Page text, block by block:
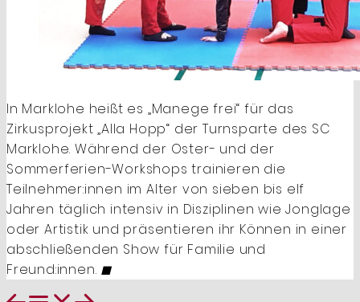
In Marklohe heißt es „Manege frei“ für das
Zirkusprojekt „Alla Hopp“ der Turnsparte des SC
Marklohe. Während der Oster- und der
Sommerferien-Workshops trainieren die
Teilnehmer:innen im Alter von sieben bis elf
Jahren täglich intensiv in Disziplinen wie Jonglage
oder Artistik und präsentieren ihr Können in einer
abschließenden Show für Familie und
Freund:innen. ◼